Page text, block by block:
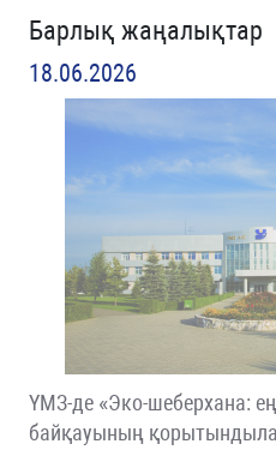
Барлық жаңалықтар
18.06.2026
ҮМЗ-де «Эко-шеберхана: ең
байқауының